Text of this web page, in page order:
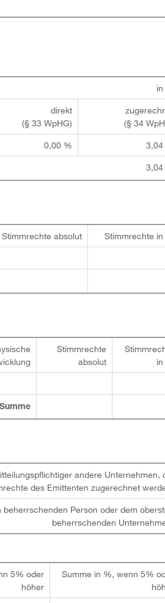
direkt
(§ 33 WpHG)
(§ 34
0,00 %
Stimmrechte absolut Stimmrechte
Stimmrechte
absolut
Summe
andere Unternehmen,
des Emittenten zugerechnet
Person oder dem
beherrschenden
5% oder
höher
Summe in %, wenn 5%